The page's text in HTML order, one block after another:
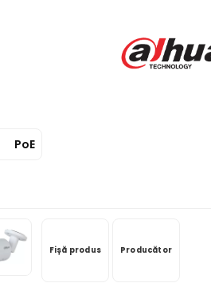
PoE
Fișă produs Producător